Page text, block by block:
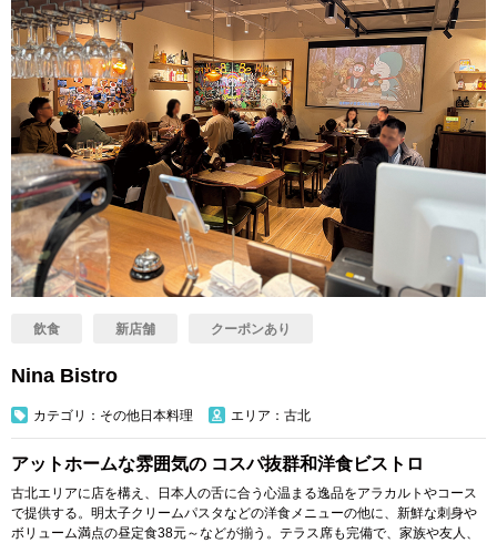
飲食 新店舗 クーポンあり
Nina Bistro
カテゴリ：その他日本料理 エリア：古北
アットホームな雰囲気の コスパ抜群和洋食ビストロ
古北エリアに店を構え、日本人の舌に合う心温まる逸品をアラカルトやコース
で提供する。明太子クリームパスタなどの洋食メニューの他に、新鮮な刺身や
ボリューム満点の昼定食38元～などが揃う。テラス席も完備で、家族や友人、